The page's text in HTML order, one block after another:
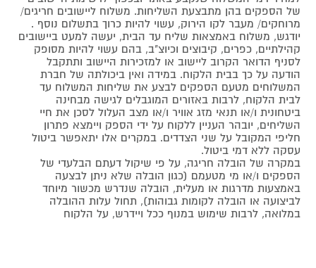
של הספקים בהן מתבצעת השליחות. משלוח ליישובים חריגים/
מרוחקים/ מעבר לקו הירוק, עשוי להיות כרוך בתשלום נוסף .
יודגש, משלוח באמצאות שליח עד הבית, יעשה למעט ביישובים
קהילתיים, כפרים, קיבוצים וכיוצ"ב, בהם עשוי להיות מסופק
לסניף הדואר הקרוב ליישוב או למזכירות היישוב ותתקבל
הודעה על כך בבית הלקוח. במידה ואין ביכולתה של חברת
המשלוחים מטעם הספקים לבצע את שליחות המשלוח עד
לבית הלקוח, לרבות באזורים המוגבלים לגישה מבחינה
ביטחונית ו/או תנאי מזג אוויר ו/או מצב העלול לסכן את חיי
השליחים, יובהר העניין ללקוח על ידי הספק ויימצא פתרון
חליפי המקובל על שני הצדדים. במקרים אלו יתאפשר ביטול
עסקה ללא דמי ביטול.
במקרה של הובלה חריגה, על פי שיקול דעתם הבלעדי של
הספקים ו/או מי מטעמם (כגון הובלה שלא ניתן לבצעה
באמצעות מדרגות או מעלית, הובלה שנדרש מכשור מיוחד
לביצועה או הובלה לקומות גבוהות), תחול עלות ההובלה
במלואה, לרבות שימוש במנוף ככל ויידרש, על הלקוח